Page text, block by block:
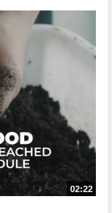
02:22